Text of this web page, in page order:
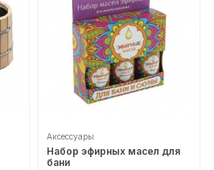
Аксессуары
Набор эфирных масел для
бани